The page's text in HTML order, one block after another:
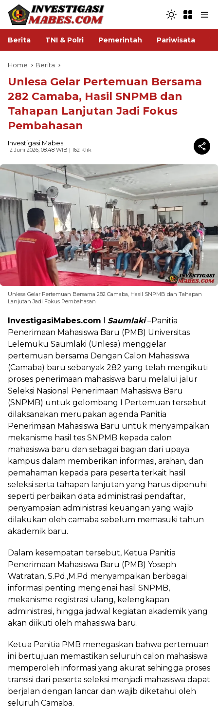
Berita TNI & Polri Pemerintah Pariwisata
Home Berita
Unlesa Gelar Pertemuan Bersama
282 Camaba, Hasil SNPMB dan
Tahapan Lanjutan Jadi Fokus
Pembahasan
Investigasi Mabes
12 Juni 2026, 08:48 WIB | 162 Klik
Unlesa Gelar Pertemuan Bersama 282 Camaba, Hasil SNPMB dan Tahapan
Lanjutan Jadi Fokus Pembahasan
InvestigasiMabes.com Saumlaki–Panitia
Penerimaan Mahasiswa Baru (PMB) Universitas
Lelemuku Saumlaki (Unlesa) menggelar
pertemuan bersama Dengan Calon Mahasiswa
(Camaba) baru sebanyak 282 yang telah mengikuti
proses penerimaan mahasiswa baru melalui jalur
Seleksi Nasional Penerimaan Mahasiswa Baru
(SNPMB) untuk gelombang I Pertemuan tersebut
dilaksanakan merupakan agenda Panitia
Penerimaan Mahasiswa Baru untuk menyampaikan
mekanisme hasil tes SNPMB kepada calon
mahasiswa baru dan sebagai bagian dari upaya
kampus dalam memberikan informasi, arahan, dan
pemahaman kepada para peserta terkait hasil
seleksi serta tahapan lanjutan yang harus dipenuhi
seperti perbaikan data administrasi pendaftar,
penyampaian administrasi keuangan yang wajib
dilakukan oleh camaba sebelum memasuki tahun
akademik baru.
Dalam kesempatan tersebut, Ketua Panitia
Penerimaan Mahasiswa Baru (PMB) Yoseph
Watratan, S.Pd.,M.Pd menyampaikan berbagai
informasi penting mengenai hasil SNPMB,
mekanisme registrasi ulang, kelengkapan
administrasi, hingga jadwal kegiatan akademik yang
akan diikuti oleh mahasiswa baru.
Ketua Panitia PMB menegaskan bahwa pertemuan
ini bertujuan memastikan seluruh calon mahasiswa
memperoleh informasi yang akurat sehingga proses
transisi dari peserta seleksi menjadi mahasiswa dapat
berjalan dengan lancar dan wajib diketahui oleh
seluruh Camaba.